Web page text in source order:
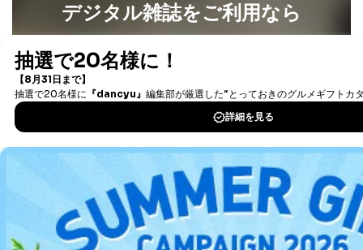
各SNS運営会社様にご請求いただきますようお願い致し
３．個人情報の第三者提供について
当社は、取得した個人情報を適切に管理し､あらかじめ
本人の同意を得ることなく第三者に提供することはあり
ません。ただし、次の場合は除きます。
人の生命､身体または財産の保護のために必要がある
場合であって、本人の同意を得ることが困難であると
公衆衛生の向上または児童の健全な育成の推進のため
に特に必要がある場合であって、本人の同意を得るこ
とが困難である場合。
デジタル雑誌をご利用なら
書籍）が無料で読み放題！
DOWNLOAD FOR IOS
DOWNLOAD FOR ANDROID
ご利用方法はこちら